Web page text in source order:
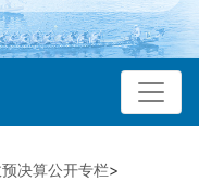
决算公开专栏>